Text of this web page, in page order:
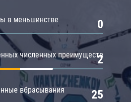
в меньшинстве 0
численных преимуществ
2
вбрасывания 25